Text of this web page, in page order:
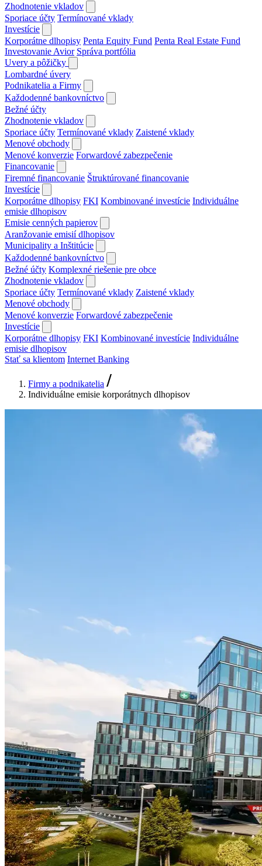
Zhodnotenie vkladov
Sporiace účty Termínované vklady
Investície
Korporátne dlhopisy Penta Equity Fund Penta Real Estate Fund
Investovanie Avior Správa portfólia
Uvery a pôžičky
Lombardné úvery
Podnikatelia a Firmy
Každodenné bankovníctvo
Bežné účty
Zhodnotenie vkladov
Sporiace účty Termínované vklady Zaistené vklady
Menové obchody
Menové konverzie Forwardové zabezpečenie
Financovanie
Firemné financovanie Štruktúrované financovanie
Investície
Korporátne dlhopisy FKI Kombinované investície Individuálne
emisie dlhopisov
Emisie cenných papierov
Aranžovanie emisií dlhopisov
Municipality a Inštitúcie
Každodenné bankovníctvo
Bežné účty Komplexné riešenie pre obce
Zhodnotenie vkladov
Sporiace účty Termínované vklady Zaistené vklady
Menové obchody
Menové konverzie Forwardové zabezpečenie
Investície
Korporátne dlhopisy FKI Kombinované investície Individuálne
emisie dlhopisov
Stať sa klientom Internet Banking
Firmy a podnikatelia
Individuálne emisie korporátnych dlhopisov